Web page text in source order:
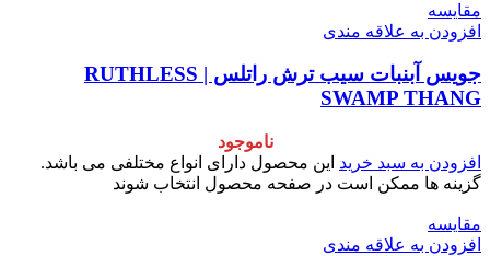
مقایسه
افزودن به علاقه مندی
جویس آبنبات سیب ترش راتلس | RUTHLESS
SWAMP THANG
ناموجود
افزودن به سبد خرید این محصول دارای انواع مختلفی می باشد.
گزینه ها ممکن است در صفحه محصول انتخاب شوند
مقایسه
افزودن به علاقه مندی